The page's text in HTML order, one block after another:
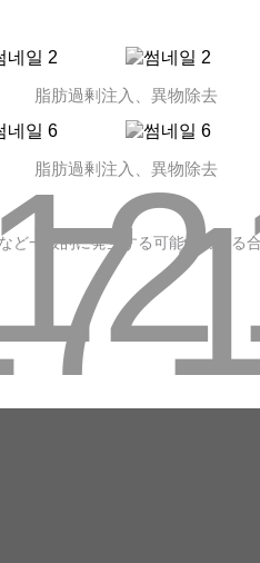
シニア
脂肪過剰注入、異物除去
脂肪過剰注入、異物除去
ど一般的に発生する可能性のあ